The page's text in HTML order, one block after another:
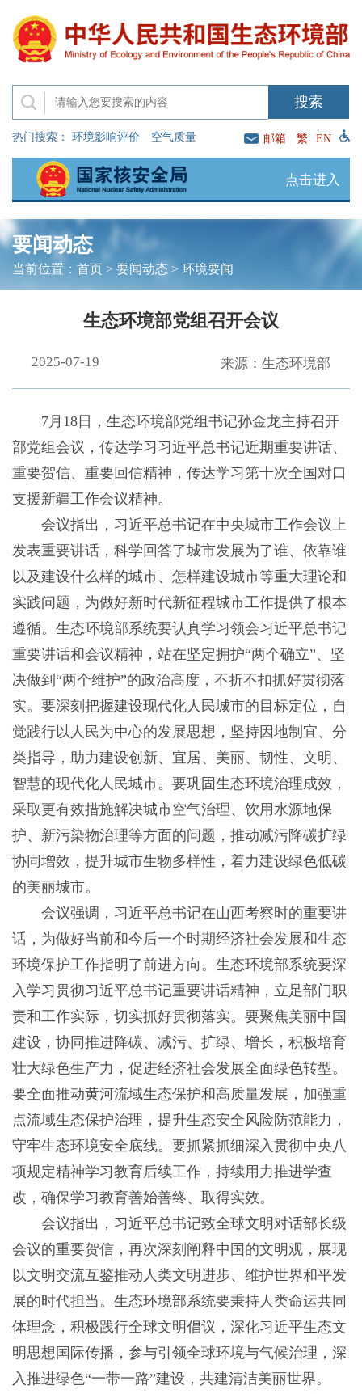
热门搜索： 环境影响评价 空气质量 邮箱 繁 EN
点击进入
要闻动态
当前位置： 首页> 要闻动态 > 环境要闻
生态环境部党组召开会议
2025-07-19 来源：生态环境部
7月18日，生态环境部党组书记孙金龙主持召开
部党组会议，传达学习习近平总书记近期重要讲话、
重要贺信、重要回信精神，传达学习第十次全国对口
支援新疆工作会议精神。
会议指出，习近平总书记在中央城市工作会议上
发表重要讲话，科学回答了城市发展为了谁、依靠谁
以及建设什么样的城市、怎样建设城市等重大理论和
实践问题，为做好新时代新征程城市工作提供了根本
遵循。生态环境部系统要认真学习领会习近平总书记
重要讲话和会议精神，站在坚定拥护“两个确立”、坚
决做到“两个维护”的政治高度，不折不扣抓好贯彻落
实。要深刻把握建设现代化人民城市的目标定位，自
觉践行以人民为中心的发展思想，坚持因地制宜、分
类指导，助力建设创新、宜居、美丽、韧性、文明、
智慧的现代化人民城市。要巩固生态环境治理成效，
采取更有效措施解决城市空气治理、饮用水源地保
护、新污染物治理等方面的问题，推动减污降碳扩绿
协同增效，提升城市生物多样性，着力建设绿色低碳
的美丽城市。
会议强调，习近平总书记在山西考察时的重要讲
话，为做好当前和今后一个时期经济社会发展和生态
环境保护工作指明了前进方向。生态环境部系统要深
入学习贯彻习近平总书记重要讲话精神，立足部门职
责和工作实际，切实抓好贯彻落实。要聚焦美丽中国
建设，协同推进降碳、减污、扩绿、增长，积极培育
壮大绿色生产力，促进经济社会发展全面绿色转型。
要全面推动黄河流域生态保护和高质量发展，加强重
点流域生态保护治理，提升生态安全风险防范能力，
守牢生态环境安全底线。要抓紧抓细深入贯彻中央八
项规定精神学习教育后续工作，持续用力推进学查
改，确保学习教育善始善终、取得实效。
会议指出，习近平总书记致全球文明对话部长级
会议的重要贺信，再次深刻阐释中国的文明观，展现
以文明交流互鉴推动人类文明进步、维护世界和平发
展的时代担当。生态环境部系统要秉持人类命运共同
体理念，积极践行全球文明倡议，深化习近平生态文
明思想国际传播，参与引领全球环境与气候治理，深
入推进绿色“一带一路”建设，共建清洁美丽世界。